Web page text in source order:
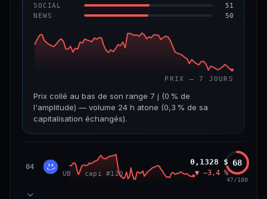
CONFIANCE 66/100
SOCIAL 51
NEWS 50
PRIX — 7 JOURS
Prix collé au bas de son range 7 j (0 % de
l'amplitude) — volume 24 h atone (0,3 % de sa
capitalisation échangés).
VAR. 7 J VAR. 30 J
04 UB Unibase
UB · capi #120
0,1328 $
▼ −3,4 %
68
47/100